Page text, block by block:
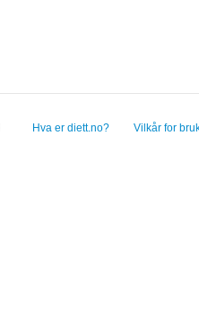
Hva er diett.no? Vilkår for